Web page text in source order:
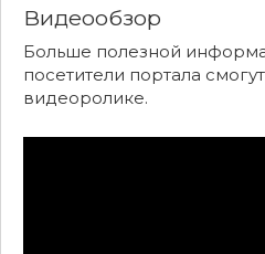
Видеообзор
Больше полезной
посетители портала
видеоролике.